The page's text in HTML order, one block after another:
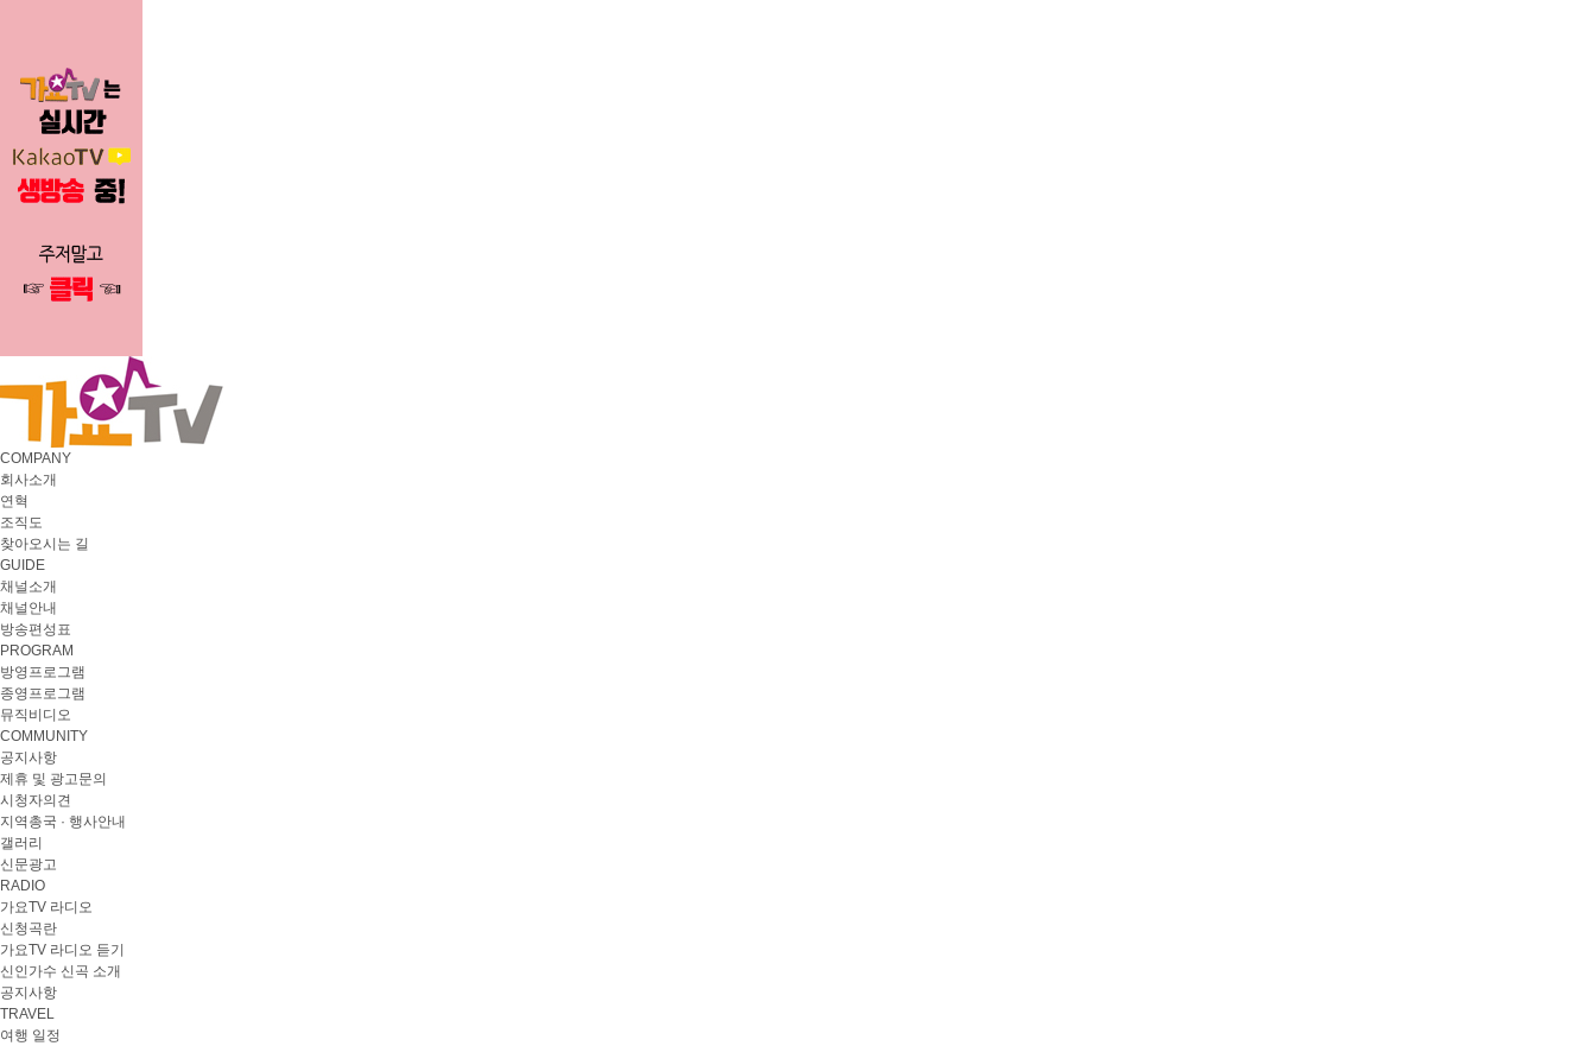
COMPANY
회사소개
연혁
조직도
찾아오시는 길
GUIDE
채널소개
채널안내
방송편성표
PROGRAM
방영프로그램
종영프로그램
뮤직비디오
COMMUNITY
공지사항
제휴 및 광고문의
시청자의견
지역총국 · 행사안내
갤러리
신문광고
RADIO
가요TV 라디오
신청곡란
가요TV 라디오 듣기
신인가수 신곡 소개
공지사항
TRAVEL
여행 일정